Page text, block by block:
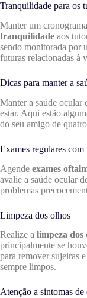
Tranquilidade para os
Manter um
tranquilidade aos
sendo monitorada por
futuras relacionadas à
Dicas para manter a
Manter a saúde ocular
estar. Aqui estão
do seu amigo de
Exames regulares
Agende exames
avalie a saúde ocular
problemas
Limpeza dos olhos
Realize a limpeza dos
principalmente se
para remover sujeiras
sempre limpos.
Atenção a sintomas